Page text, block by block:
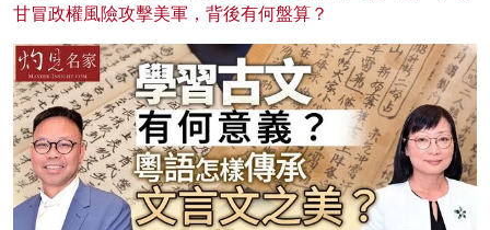
甘冒政權風險攻擊美軍，背後有何盤算？